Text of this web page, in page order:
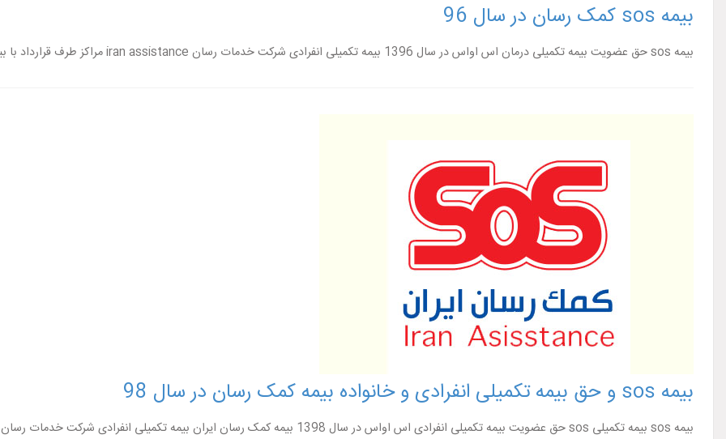
بیمه sos کمک رسان در سال 96
بیمه sos حق عضویت بیمه تکمیلی درمان اس اواس در سال 1396 بیمه تکمیلی انفرادی شرکت خدمات رسان iran assistance مراکز طرف قرارداد با بیمه اس او ...
بیمه sos و حق بیمه تکمیلی انفرادی و خانواده بیمه کمک رسان در سال 98
بیمه sos بیمه تکمیلی sos حق عضویت بیمه تکمیلی انفرادی اس اواس در سال 1398 بیمه کمک رسان ایران بیمه تکمیلی انفرادی شرکت خدمات رسان مراکز طرف ...